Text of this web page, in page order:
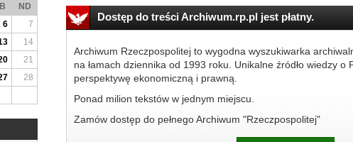
Dostęp do treści Archiwum.rp.pl jest płatny.
Archiwum Rzeczpospolitej to wygodna wyszukiwarka
na łamach dziennika od 1993 roku. Unikalne źródło wiedzy o
perspektywę ekonomiczną i prawną.
Ponad milion tekstów w jednym miejscu.
Zamów dostęp do pełnego Archiwum "Rzeczpospolitej"
ND
6
7
14
21
28